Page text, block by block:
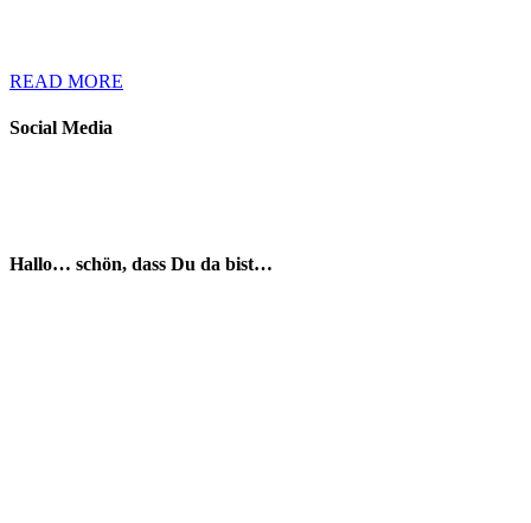
READ MORE
Social Media
Hallo… schön, dass Du da bist…